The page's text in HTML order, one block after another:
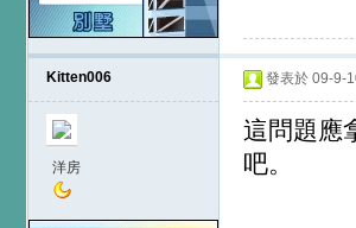
Kitten006
洋房
發表於 09-9-
這問題應
吧。